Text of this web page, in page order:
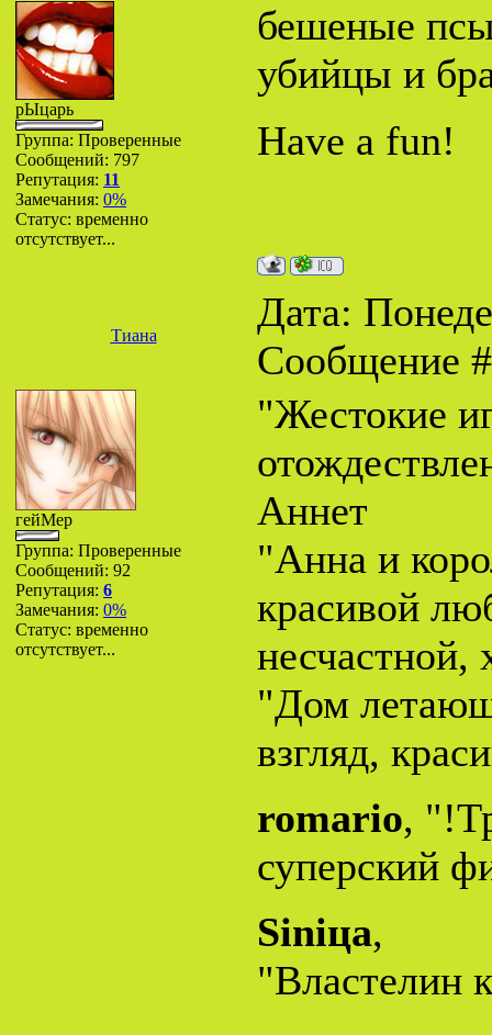
рЫцарь
Группа: Проверенные
Сообщений: 797
Репутация: 11
Замечания: 0%
Статус: временно
отсутствует...
бешеные
убийцы и
Have a fun!
Тиана
Дата:
Сообщение
гейМер
Группа: Проверенные
Сообщений: 92
Репутация: 6
Замечания: 0%
Статус: временно
отсутствует...
"Жестокие
Аннет
"Анна и
красивой
несчастной,
"Дом
взгляд,
romario,
суперский
Siniца,
"Властелин